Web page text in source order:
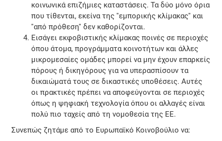
κοινωνικά επιζήμιες καταστάσεις. Τα δύο μόνο όρια
που τίθενται, εκείνα της ''εμπορικής κλίμακας'' και
''από πρόθεση'' δεν καθορίζονται.
Εισάγει εκφοβιστικής κλίμακας ποινές σε περιοχές
όπου άτομα, προγράμματα κοινοτήτων και άλλες
μικρομεσαίες ομάδες μπορεί να μην έχουν επαρκείς
πόρους ή δικηγόρους για να υπερασπίσουν τα
δικαιώματά τους σε δικαστικές υποθέσεις. Αυτές
οι πρακτικές πρέπει να αποφεύγονται σε περιοχές
όπως η ψηφιακή τεχνολογία όπου οι αλλαγές είναι
πολύ πιο ταχείς από τη νομοθεσία της ΕΕ.
Συνεπώς ζητάμε από το Ευρωπαϊκό Κοινοβούλιο να: